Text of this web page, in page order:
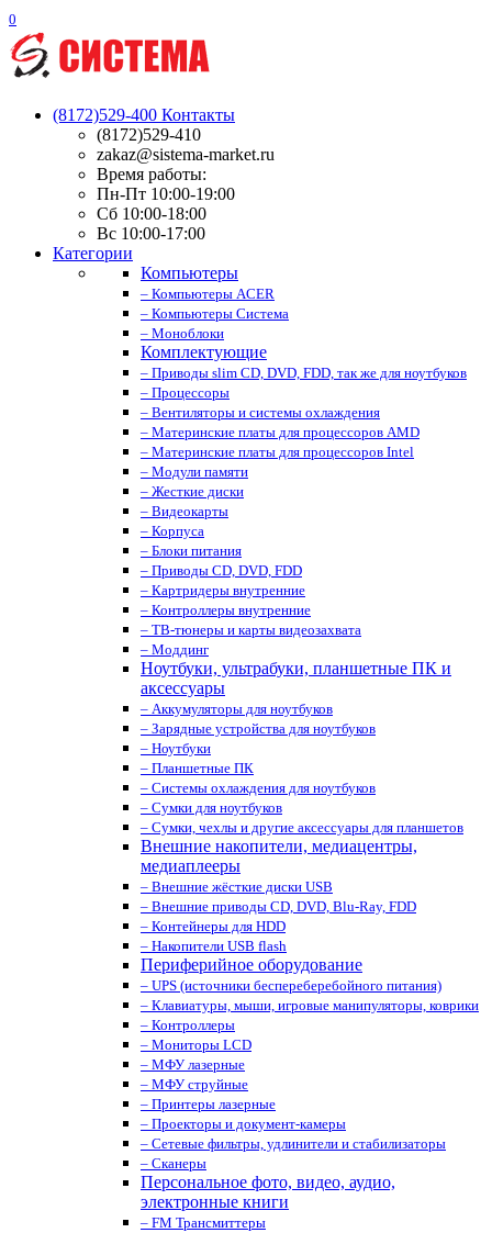
0
(8172)529-400 Контакты
(8172)529-410
zakaz@sistema-market.ru
Время работы:
Пн-Пт 10:00-19:00
Сб 10:00-18:00
Вс 10:00-17:00
Категории
Компьютеры
– Компьютеры ACER
– Компьютеры Система
– Моноблоки
Комплектующие
– Приводы slim CD, DVD, FDD, так же для ноутбуков
– Процессоры
– Вентиляторы и системы охлаждения
– Материнские платы для процессоров AMD
– Материнские платы для процессоров Intel
– Модули памяти
– Жесткие диски
– Видеокарты
– Корпуса
– Блоки питания
– Приводы CD, DVD, FDD
– Картридеры внутренние
– Контроллеры внутренние
– ТВ-тюнеры и карты видеозахвата
– Моддинг
Ноутбуки, ультрабуки, планшетные ПК и
аксессуары
– Аккумуляторы для ноутбуков
– Зарядные устройства для ноутбуков
– Ноутбуки
– Планшетные ПК
– Системы охлаждения для ноутбуков
– Сумки для ноутбуков
– Сумки, чехлы и другие аксессуары для планшетов
Внешние накопители, медиацентры,
медиаплееры
– Внешние жёсткие диски USB
– Внешние приводы CD, DVD, Blu-Ray, FDD
– Контейнеры для HDD
– Накопители USB flash
Периферийное оборудование
– UPS (источники беспереберебойного питания)
– Клавиатуры, мыши, игровые манипуляторы, коврики
– Контроллеры
– Мониторы LCD
– МФУ лазерные
– МФУ струйные
– Принтеры лазерные
– Проекторы и документ-камеры
– Сетевые фильтры, удлинители и стабилизаторы
– Сканеры
Персональное фото, видео, аудио,
электронные книги
– FM Трансмиттеры